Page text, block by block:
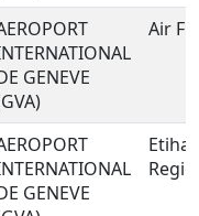
GENEVE
Air
GENEVE